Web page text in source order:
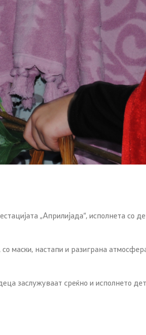
Завршени
Конкурси
Завршени
„Априлијада“, исполнета со
маски, настапи и разиграна
заслужуваат среќно и исполнето